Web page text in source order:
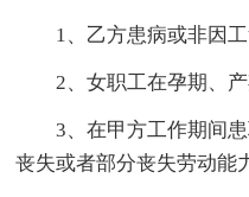
1、乙方患病或非因
2、女职工在孕期、
3、在甲方工作期间
丧失或者部分丧失劳动能